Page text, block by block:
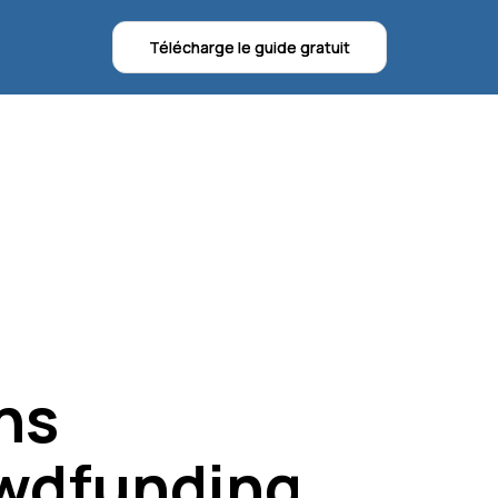
Télécharge le guide gratuit
Télécharge le guide gratuit